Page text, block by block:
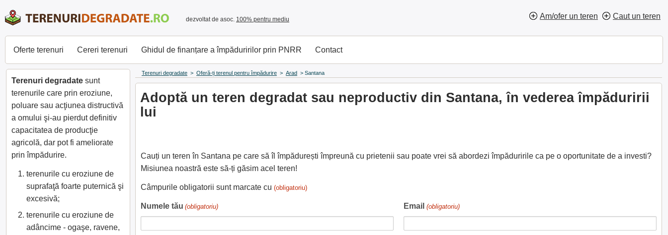
dezvoltat de asoc. 100% pentru mediu Am/ofer un teren Caut un teren
Oferte terenuri Cereri terenuri Ghidul de finanțare a împăduririlor prin PNRR Contact
Terenuri degradate > Oferă-ți terenul pentru împădurire > Arad > Santana
Adoptă un teren degradat sau neproductiv din Santana, în vederea împăduririi
lui
Cauți un teren în Santana pe care să îl împădurești împreună cu prietenii sau poate vrei să abordezi împăduririle ca pe o oportunitate de a investi?
Misiunea noastră este să-ți găsim acel teren!
Câmpurile obligatorii sunt marcate cu (obligatoriu)
Numele tău (obligatoriu) Email (obligatoriu)
Terenuri degradate sunt
terenurile care prin eroziune,
poluare sau acţiunea distructivă
a omului şi-au pierdut definitiv
capacitatea de producţie
agricolă, dar pot fi ameliorate
prin împădurire.
terenurile cu eroziune de
suprafaţă foarte puternică şi
excesivă;
terenurile cu eroziune de
adâncime - ogaşe, ravene,